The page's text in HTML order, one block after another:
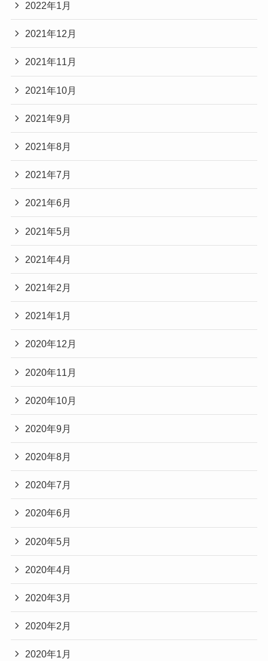
2022年1月
2021年12月
2021年11月
2021年10月
2021年9月
2021年8月
2021年7月
2021年6月
2021年5月
2021年4月
2021年2月
2021年1月
2020年12月
2020年11月
2020年10月
2020年9月
2020年8月
2020年7月
2020年6月
2020年5月
2020年4月
2020年3月
2020年2月
2020年1月